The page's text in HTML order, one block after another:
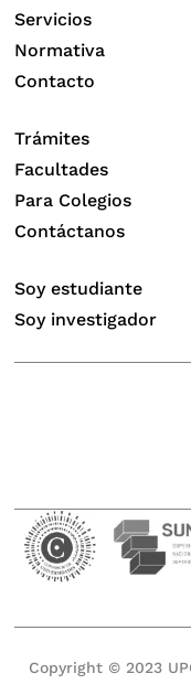
Servicios
Normativa
Contacto
Trámites
Facultades
Para Colegios
Contáctanos
Soy estudiante
Soy investigador
Copyright © 2023